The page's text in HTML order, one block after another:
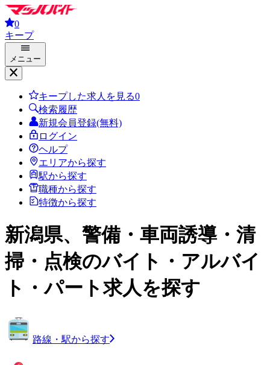
0
キープ
メニュー
キープした求人を見る0
検索履歴
新規会員登録(無料)
ログイン
ヘルプ
エリアから探す
駅から探す
職種から探す
特徴から探す
新潟県、警備・車両誘導・清
掃・点検のバイト・アルバイ
ト・パート求人を探す
路線・駅から探す